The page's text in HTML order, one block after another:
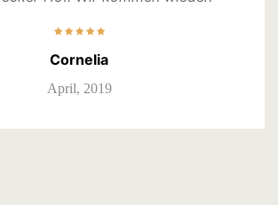
Cornelia
April, 2019